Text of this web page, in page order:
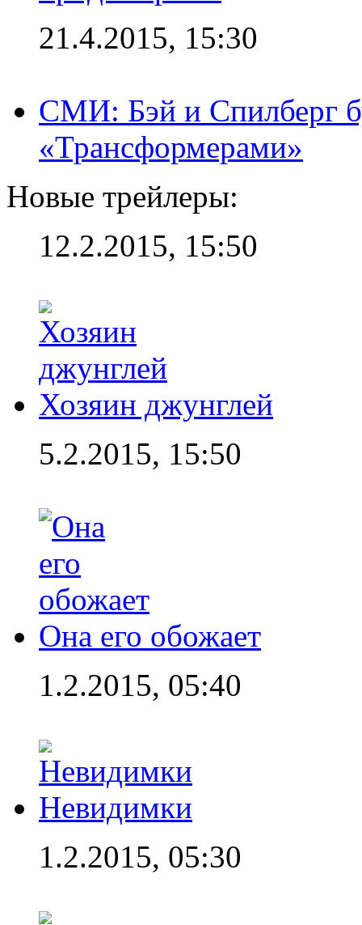
21.4.2015, 15:30
СМИ: Бэй и Спилберг
«Трансформерами»
Новые трейлеры:
12.2.2015, 15:50
Хозяин джунглей
5.2.2015, 15:50
Она его обожает
1.2.2015, 05:40
Невидимки
1.2.2015, 05:30